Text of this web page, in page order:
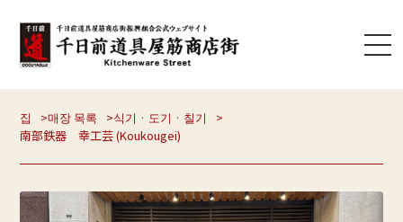
집 매장 목록
식기 · 도기 · 칠기
南部鉄器 幸工芸 (Koukougei)